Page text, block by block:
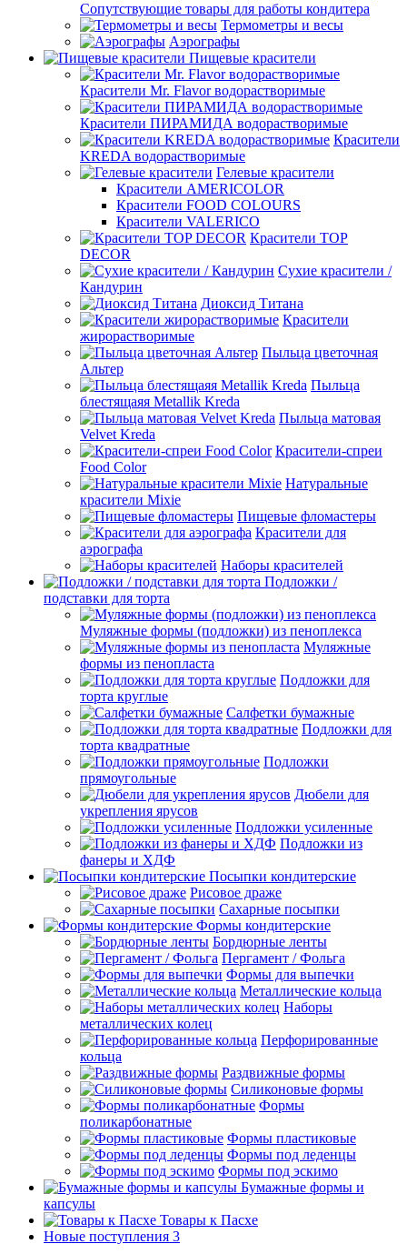
Сопутствующие товары для работы кондитера
Термометры и весы
Аэрографы
Пищевые красители
Красители Mr. Flavor водорастворимые
Красители ПИРАМИДА водорастворимые
Красители
KREDA водорастворимые
Гелевые красители
Красители AMERICOLOR
Красители FOOD COLOURS
Красители VALERICO
Красители TOP
DECOR
Сухие красители /
Кандурин
Диоксид Титана
Красители
жирорастворимые
Пыльца цветочная
Альтер
Пыльца
блестящаяя Metallik Kreda
Пыльца матовая
Velvet Kreda
Красители-спреи
Food Color
Натуральные
красители Mixie
Пищевые фломастеры
Красители для
аэрографа
Наборы красителей
Подложки /
подставки для торта
Муляжные формы (подложки) из пеноплекса
Муляжные
формы из пенопласта
Подложки для
торта круглые
Салфетки бумажные
Подложки для
торта квадратные
Подложки
прямоугольные
Дюбели для
укрепления ярусов
Подложки усиленные
Подложки из
фанеры и ХДФ
Посыпки кондитерские
Рисовое драже
Сахарные посыпки
Формы кондитерские
Бордюрные ленты
Пергамент / Фольга
Формы для выпечки
Металлические кольца
Наборы
металлических колец
Перфорированные
кольца
Раздвижные формы
Силиконовые формы
Формы
поликарбонатные
Формы пластиковые
Формы под леденцы
Формы под эскимо
Бумажные формы и
капсулы
Товары к Пасхе
Новые поступления 3